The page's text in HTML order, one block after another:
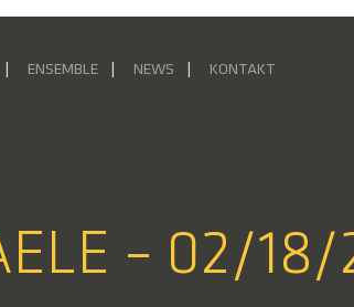
ENSEMBLE NEWS KONTAKT
– 02/18/